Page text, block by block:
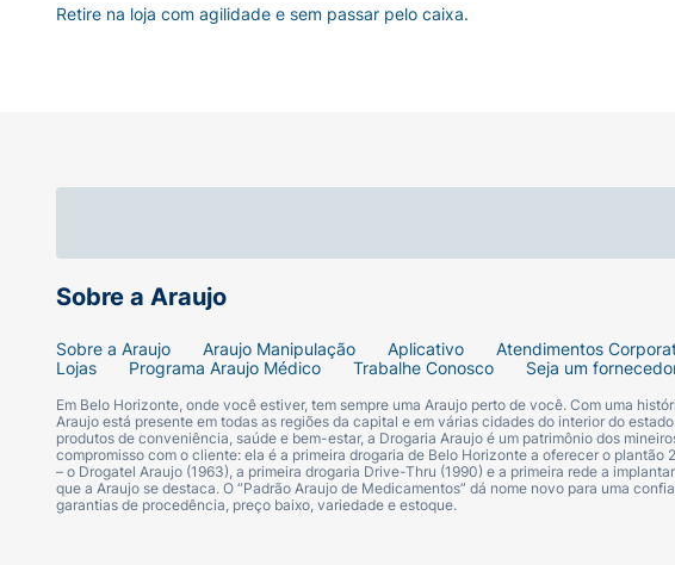
Sobre a Araujo
Sobre a Araujo Araujo Manipulação Aplicativo Atendimentos
Lojas
Programa Araujo Médico Trabalhe Conosco Seja um
Em Belo Horizonte, onde você estiver, tem sempre uma Araujo perto de você. Com uma
Araujo está presente em todas as regiões da capital e em várias cidades do interior do
produtos de conveniência, saúde e bem-estar, a Drogaria Araujo é um patrimônio dos
compromisso com o cliente: ela é a primeira drogaria de Belo Horizonte a oferecer o
– o Drogatel Araujo (1963), a primeira drogaria Drive-Thru (1990) e a primeira rede a
que a Araujo se destaca. O “Padrão Araujo de Medicamentos” dá nome novo para uma
garantias de procedência, preço baixo, variedade e estoque.
Retire na loja com agilidade e sem passar pelo caixa.